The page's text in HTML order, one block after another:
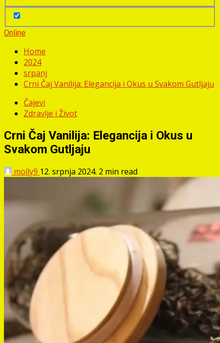
Online
Home
2024
srpanj
Crni Čaj Vanilija: Elegancija i Okus u Svakom Gutljaju
Čajevi
Zdravlje i Život
Crni Čaj Vanilija: Elegancija i Okus u
Svakom Gutljaju
molly9 12. srpnja 2024. 2 min read